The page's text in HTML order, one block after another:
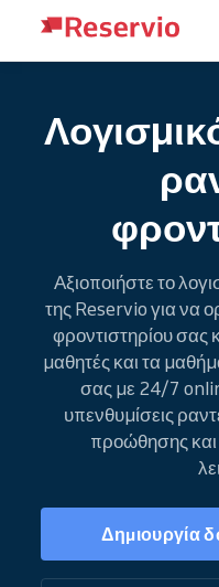
Αξιοποιήστε το
της Reservio για να
φροντιστηρίου σας
μαθητές και τα
σας με 24/7
υπενθυμίσεις
προώθησης
Δημιουργία